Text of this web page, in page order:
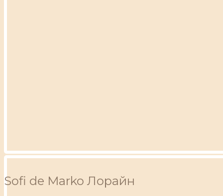
Sofi de Marko Лорайн